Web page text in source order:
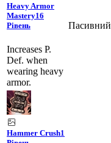
Heavy Armor
Mastery16
Рівень
Increases P.
Def. when
wearing heavy
armor.
Пасивний
Hammer Crush1